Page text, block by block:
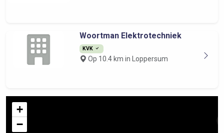
Woortman Elektrotechniek
KVK
Op 10.4 km in Loppersum
+
−